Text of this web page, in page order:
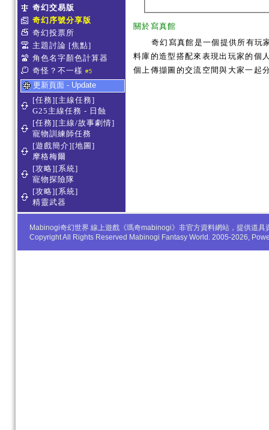
奇幻交易版
奇幻序號分享版
奇幻投票所
主題討論 [焦點]
角色名字顏色計算器
奇怪？不一樣 #5
更新頁面 - Update
[任務][主線任務]
G25主線任務 - 日蝕
[任務][主線/故事劇情]
寵物訓練師任務
[遊戲簡介][地圖]
摩格梅爾
[攻略][系統]
寵物探險隊
[攻略][系統]
精靈武器
關於寫真館
奇幻寫真館是一個提供所有玩
料庫的造型搭配來表現出玩家的個
個上傳擷圖的交流空間與大家一起
Mabinogi奇幻世界 線上遊戲《瑪奇mabinogi》非官方資料網站，提供道
Copyright All Rights Reserved Mabinogi Fantasy World. 2005-2026,